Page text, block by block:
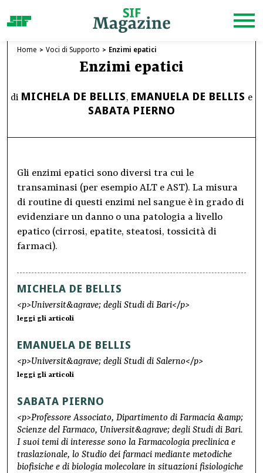
Home Voci di Supporto Enzimi epatici
Enzimi epatici
di MICHELA DE BELLIS, EMANUELA DE BELLIS e
SABATA PIERNO
Gli enzimi epatici sono diversi tra cui le
transaminasi (per esempio ALT e AST). La misura
di routine di questi enzimi nel sangue è in grado di
evidenziare un danno o una patologia a livello
epatico (cirrosi, epatite, steatosi, tossicità di
farmaci).
MICHELA DE BELLIS
<p>Universit&agrave; degli Studi di Bari</p>
leggi gli articoli
EMANUELA DE BELLIS
<p>Universit&agrave; degli Studi di Salerno</p>
leggi gli articoli
SABATA PIERNO
<p>Professore Associato, Dipartimento di Farmacia &amp;
Scienze del Farmaco, Universit&agrave; degli Studi di Bari.
I suoi temi di interesse sono la Farmacologia preclinica e
traslazionale, lo Studio dei farmaci mediante metodiche
biofisiche e di biologia molecolare in situazioni fisiologiche